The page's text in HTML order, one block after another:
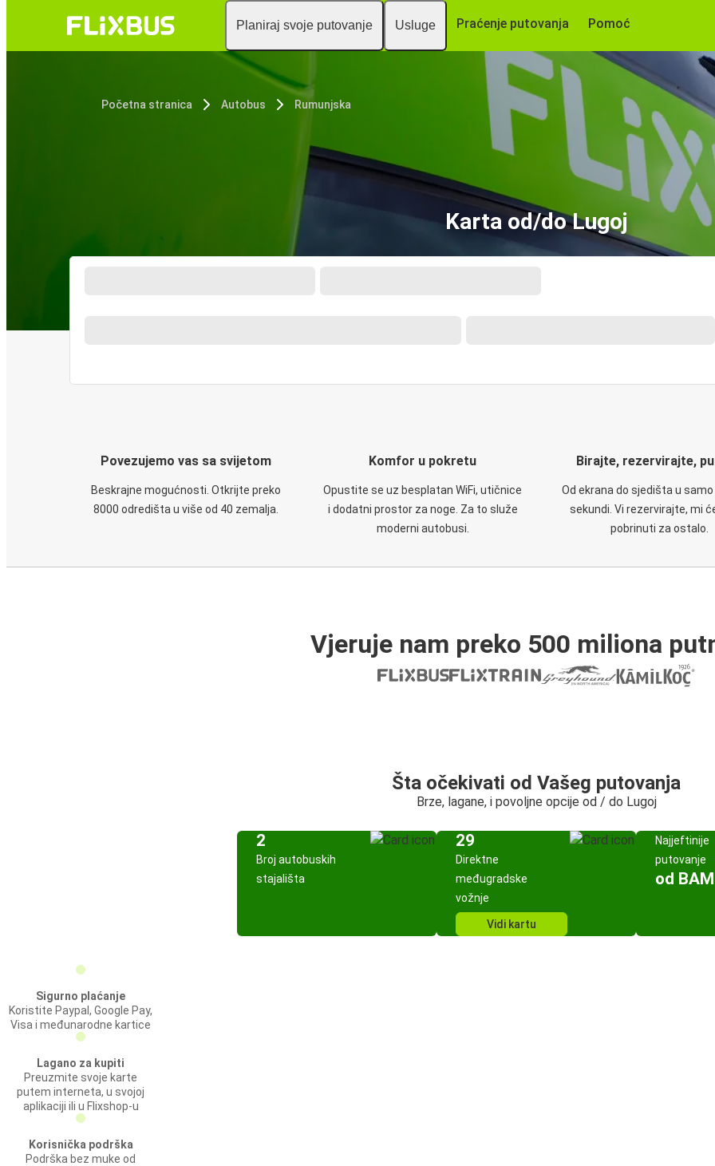
Planiraj svoje putovanje Usluge Praćenje putovanja Pomoć
Početna stranica Autobus Rumunjska
Karta od/do Lugoj
Povezujemo vas sa svijetom
Beskrajne mogućnosti. Otkrijte preko
8000 odredišta u više od 40 zemalja.
Komfor u pokretu
Opustite se uz besplatan WiFi, utičnice
i dodatni prostor za noge. Za to služe
moderni autobusi.
Birajte, rezervirajte,
Od ekrana do sjedišta u
sekundi. Vi rezervirajte, mi
pobrinuti za ostalo.
Vjeruje nam preko 500 miliona
Šta očekivati od Vašeg putovanja
Brze, lagane, i povoljne opcije od / do Lugoj
2
Broj autobuskih
stajališta
29
Direktne
međugradske
vožnje
Vidi kartu
Najjeftinije
putovanje
od
Sigurno plaćanje
Koristite Paypal, Google Pay,
Visa i međunarodne kartice
Lagano za kupiti
Preuzmite svoje karte
putem interneta, u svojoj
aplikaciji ili u Flixshop-u
Korisnička podrška
Podrška bez muke od